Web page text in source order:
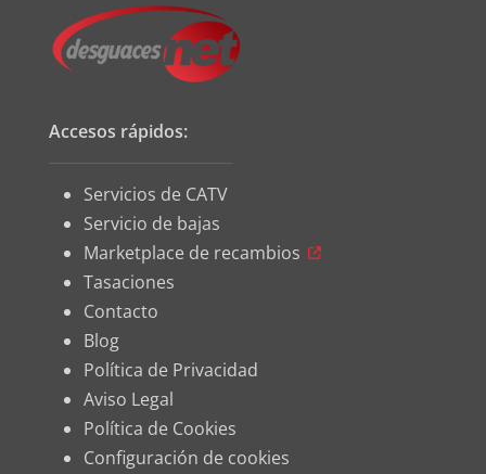
Accesos rápidos:
Servicios de CATV
Servicio de bajas
Marketplace de recambios
Tasaciones
Contacto
Blog
Política de Privacidad
Aviso Legal
Política de Cookies
Configuración de cookies